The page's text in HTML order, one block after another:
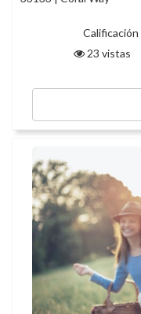
Calificación
23 vistas